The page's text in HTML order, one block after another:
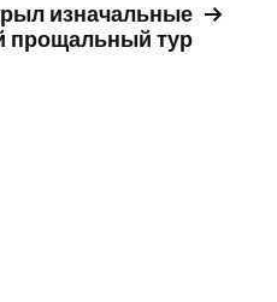
изначальные
прощальный тур